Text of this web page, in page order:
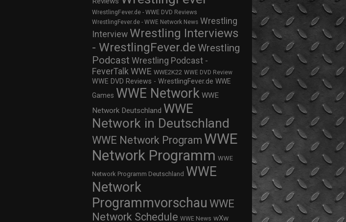
WrestlingFever.de - WWE DVD Reviews
WrestlingFever.de - WWE Network News Wrestling
Interview Wrestling Interviews
- WrestlingFever.de Wrestling
Podcast Wrestling Podcast -
FeverTalk WWE WWE2K22 WWE DVD Review
WWE DVD Reviews - WrestlingFever.de WWE
Games WWE Network WWE
Network Deutschland WWE
Network in Deutschland
WWE Network Program WWE
Network Programm WWE
Network Programm Deutschland WWE
Network
Programmvorschau WWE
Network Schedule WWE News wXw